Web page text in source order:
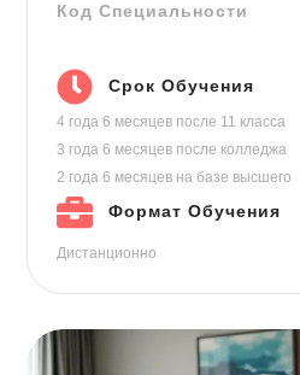
Код Специальности
Срок Обучения
4 года 6 месяцев после 11 класса
3 года 6 месяцев после колледжа
2 года 6 месяцев на базе высшего
Формат Обучения
Дистанционно